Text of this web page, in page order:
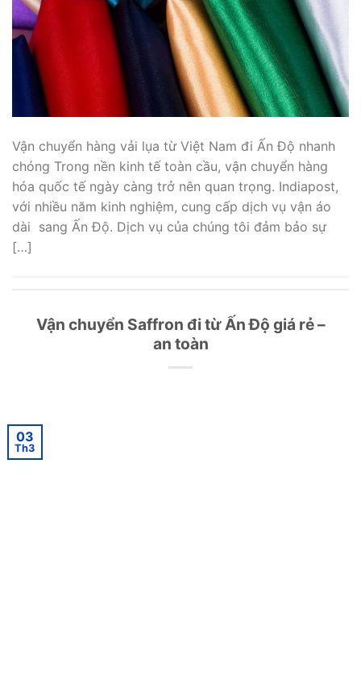
Vận chuyển hàng vải lụa từ Việt Nam đi Ấn Độ nhanh
chóng Trong nền kinh tế toàn cầu, vận chuyển hàng
hóa quốc tế ngày càng trở nên quan trọng. Indiapost,
với nhiều năm kinh nghiệm, cung cấp dịch vụ vận áo
dài sang Ấn Độ. Dịch vụ của chúng tôi đảm bảo sự
[…]
Vận chuyển Saffron đi từ Ấn Độ giá rẻ –
an toàn
03
Th3